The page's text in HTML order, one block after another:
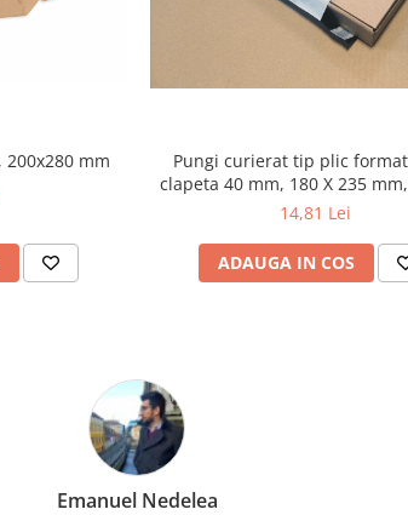
Plicuri de carton, maro, 200x280 mm
Pungi curierat tip plic
clapeta 40 mm, 180 X 235
buc
14,81 Lei
ADAUGA IN COS
Emanuel Nedelea